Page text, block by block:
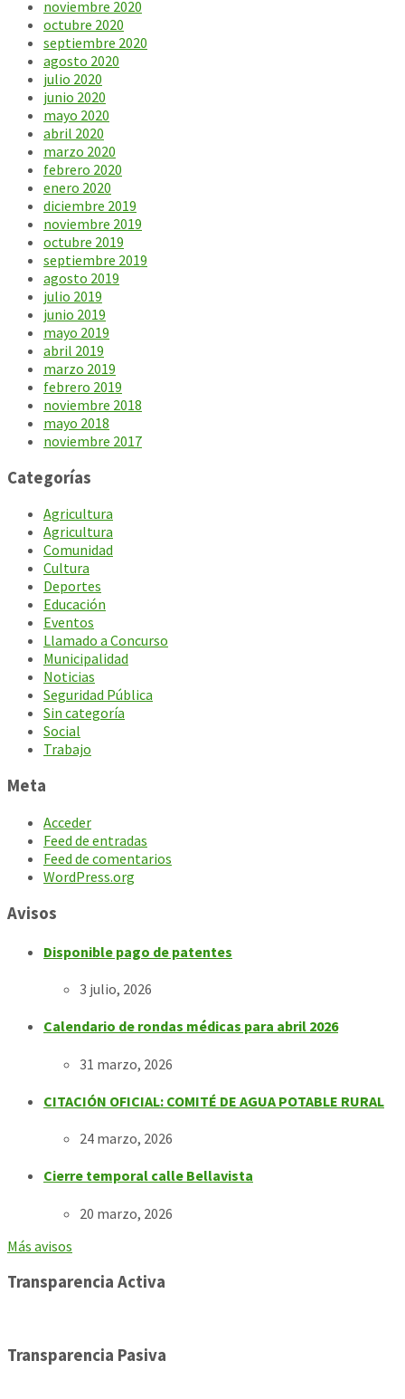
noviembre 2020
octubre 2020
septiembre 2020
agosto 2020
julio 2020
junio 2020
mayo 2020
abril 2020
marzo 2020
febrero 2020
enero 2020
diciembre 2019
noviembre 2019
octubre 2019
septiembre 2019
agosto 2019
julio 2019
junio 2019
mayo 2019
abril 2019
marzo 2019
febrero 2019
noviembre 2018
mayo 2018
noviembre 2017
Categorías
Agricultura
Agricultura
Comunidad
Cultura
Deportes
Educación
Eventos
Llamado a Concurso
Municipalidad
Noticias
Seguridad Pública
Sin categoría
Social
Trabajo
Meta
Acceder
Feed de entradas
Feed de comentarios
WordPress.org
Avisos
Disponible pago de patentes
3 julio, 2026
Calendario de rondas médicas para abril 2026
31 marzo, 2026
CITACIÓN OFICIAL: COMITÉ DE AGUA POTABLE RURAL
24 marzo, 2026
Cierre temporal calle Bellavista
20 marzo, 2026
Más avisos
Transparencia Activa
Transparencia Pasiva